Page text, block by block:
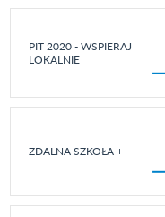
PIT 2020 - WSPIERAJ
LOKALNIE
ZDALNA SZKOŁA +